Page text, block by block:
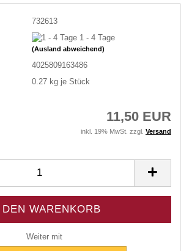
732613
1 - 4 Tage
(Ausland abweichend)
4025809163486
0.27 kg je Stück
11,50 EUR
inkl. 19% MwSt. zzgl. Versand
Weiter mit